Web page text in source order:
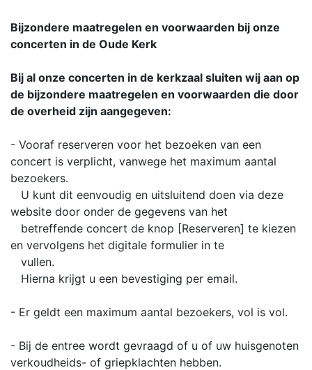
Bijzondere maatregelen en voorwaarden bij onze
concerten in de Oude Kerk
Bij al onze concerten in de kerkzaal sluiten wij aan op
de bijzondere maatregelen en voorwaarden die door
de overheid zijn aangegeven:
- Vooraf reserveren voor het bezoeken van een
concert is verplicht, vanwege het maximum aantal
bezoekers.
U kunt dit eenvoudig en uitsluitend doen via deze
website door onder de gegevens van het
betreffende concert de knop [Reserveren] te kiezen
en vervolgens het digitale formulier in te
vullen.
Hierna krijgt u een bevestiging per email.
- Er geldt een maximum aantal bezoekers, vol is vol.
- Bij de entree wordt gevraagd of u of uw huisgenoten
verkoudheids- of griepklachten hebben.